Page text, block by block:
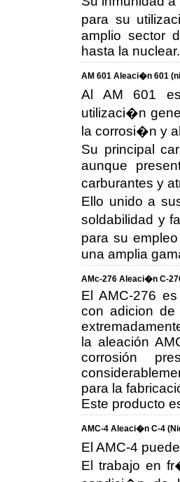
para su
amplio sector
hasta la nuclear.
AM 601 Aleaci�n 601
Al AM 601
utilizaci�n
la corrosi�n y
Su principal
aunque
carburantes y
Ello unido a
soldabilidad y
para su
una amplia
AMc-276 Aleaci�n C-
El AMC-276
con adicion
la aleación
corrosión
para la
Este producto
AMC-4 Aleaci�n C-4
El AMC-4
El trabajo en